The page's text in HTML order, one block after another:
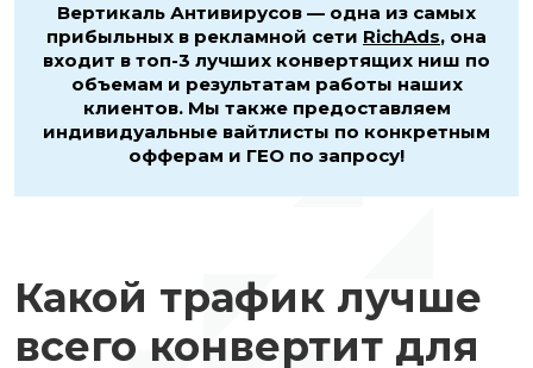
Вертикаль Антивирусов — одна из самых
прибыльных в рекламной сети RichAds, она
входит в топ-3 лучших конвертящих ниш по
объемам и результатам работы наших
клиентов. Мы также предоставляем
индивидуальные вайтлисты по конкретным
офферам и ГЕО по запросу!
Какой трафик лучше
всего конвертит для